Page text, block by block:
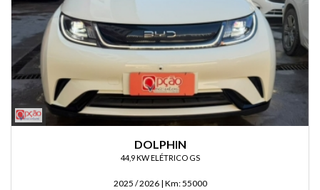
DOLPHIN
44,9 KW ELÉTRICO GS
2025 / 2026 | Km:55000